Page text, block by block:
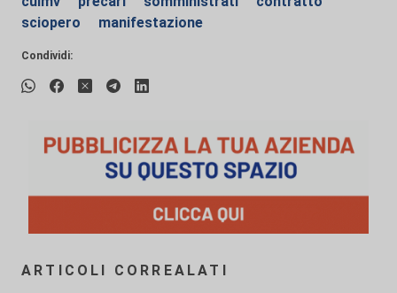
sciopero
manifestazione
Condividi:
ARTICOLI CORREALATI